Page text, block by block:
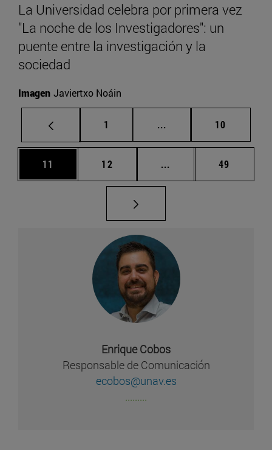
La Universidad celebra por primera vez
"La noche de los Investigadores": un
puente entre la investigación y la
sociedad
Imagen Javiertxo Noáin
Página
1 ... Páginas intermedias
Página
10
Página
11 Página
12 ... Páginas intermedias
Página
49
Enrique Cobos
Responsable de Comunicación
ecobos@unav.es
.........